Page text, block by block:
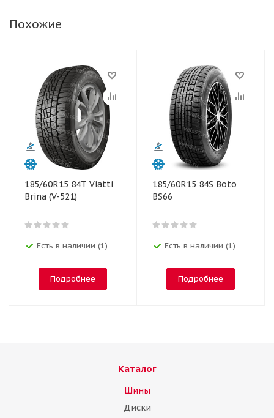
Похожие
185/60R15 84T Viatti
Brina (V-521)
Есть в наличии (1)
Подробнее
185/60R15 84S Boto
BS66
Есть в наличии (1)
Подробнее
Каталог
Шины
Диски